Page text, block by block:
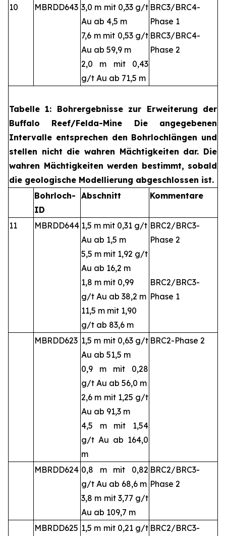
10 MBRDD643 3,0 m mit 0,33 g/t
Au ab 4,5 m
7,6 m mit 0,53 g/t
Au ab 59,9 m
2,0 m mit 0,43
g/t Au ab 71,5 m
BRC3/BRC4-
Phase 1
BRC3/BRC4-
Phase 2
Tabelle 1: Bohrergebnisse zur Erweiterung der
Buffalo Reef/Felda-Mine Die angegebenen
Intervalle entsprechen den Bohrlochlängen und
stellen nicht die wahren Mächtigkeiten dar. Die
wahren Mächtigkeiten werden bestimmt, sobald
die geologische Modellierung abgeschlossen ist.
Bohrloch-
ID
Abschnitt Kommentare
11 MBRDD644 1,5 m mit 0,31 g/t
Au ab 1,5 m
5,5 m mit 1,92 g/t
Au ab 16,2 m
1,8 m mit 0,99
g/t Au ab 38,2 m
11,5 m mit 1,90
g/t ab 83,6 m
BRC2/BRC3-
Phase 2
BRC2/BRC3-
Phase 1
MBRDD623 1,5 m mit 0,63 g/t
Au ab 51,5 m
0,9 m mit 0,28
g/t Au ab 56,0 m
2,6 m mit 1,25 g/t
Au ab 91,3 m
4,5 m mit 1,54
g/t Au ab 164,0
m
BRC2-Phase 2
MBRDD624 0,8 m mit 0,82
g/t Au ab 68,6 m
3,8 m mit 3,77 g/t
Au ab 109,7 m
BRC2/BRC3-
Phase 2
MBRDD625 1,5 m mit 0,21 g/t BRC2/BRC3-